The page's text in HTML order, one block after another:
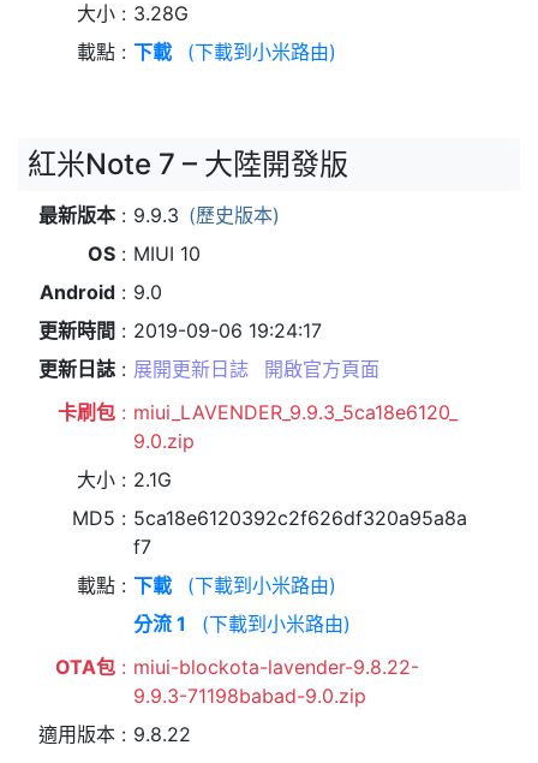
大小
3.28G
載點
下載 (下載到小米路由)
紅米Note 7 – 大陸開發版
最新版本 9.9.3 (歷史版本)
OS
MIUI 10
Android
9.0
更新時間
2019-09-06 19:24:17
更新日誌
展開更新日誌
開啟官方頁面
卡刷包
miui_LAVENDER_9.9.3_5ca18e6120_
9.0.zip
大小
2.1G
MD5
5ca18e6120392c2f626df320a95a8a
f7
載點
下載
(下載到小米路由)
分流 1
(下載到小米路由)
OTA包
miui-blockota-lavender-9.8.22-
9.9.3-71198babad-9.0.zip
適用版本
9.8.22